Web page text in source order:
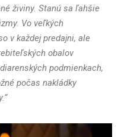
živiny. Stanú sa ľahšie
Vo veľkých
v každej predajni, ale
obalov
podmienkach,
počas nakládky